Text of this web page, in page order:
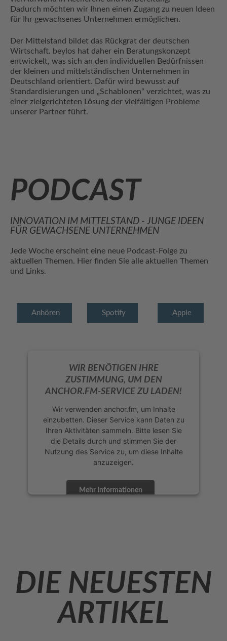
Dadurch möchten wir Ihnen einen Zugang zu neuen Ideen
für Ihr gewachsenes Unternehmen ermöglichen.
Der Mittelstand bildet das Rückgrat der deutschen
Wirtschaft. beylos hat daher ein Beratungskonzept
entwickelt, was sich an den individuellen Bedürfnissen
der kleinen und mittelständischen Unternehmen in
Deutschland orientiert. Dafür wird bewusst auf
Standardisierungen und „Schablonen“ verzichtet, was zu
einer zielgerichteten Lösung der vielfältigen Probleme
unserer Partner führt.
PODCAST
INNOVATION IM MITTELSTAND - JUNGE IDEEN
FÜR GEWACHSENE UNTERNEHMEN
Jede Woche erscheint eine neue Podcast-Folge zu
aktuellen Themen. Hier finden Sie alle aktuellen Themen
und Links.
Anhören Spotify Apple
WIR BENÖTIGEN IHRE
ZUSTIMMUNG, UM DEN
ANCHOR.FM-SERVICE ZU LADEN!
Wir verwenden anchor.fm, um Inhalte
einzubetten. Dieser Service kann Daten zu
Ihren Aktivitäten sammeln. Bitte lesen Sie
die Details durch und stimmen Sie der
Nutzung des Service zu, um diese Inhalte
anzuzeigen.
Mehr Informationen
DIE NEUESTEN
ARTIKEL